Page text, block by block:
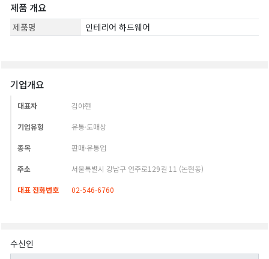
제품 개요
제품명 인테리어 하드웨어
기업개요
대표자 김야현
기업유형 유통·도매상
종목 판매·유통업
주소 서울특별시 강남구 언주로129길 11 (논현동)
대표 전화번호 02-546-6760
수신인